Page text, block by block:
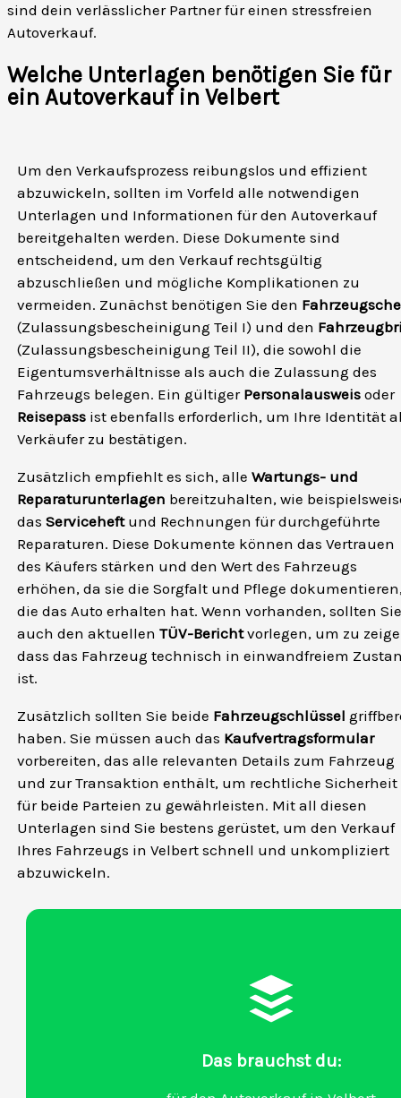
sind dein verlässlicher Partner für einen stressfreien
Autoverkauf.
Welche Unterlagen benötigen Sie für
ein Autoverkauf in Velbert
Um den Verkaufsprozess reibungslos und effizient
abzuwickeln, sollten im Vorfeld alle notwendigen
Unterlagen und Informationen für den Autoverkauf
bereitgehalten werden. Diese Dokumente sind
entscheidend, um den Verkauf rechtsgültig
abzuschließen und mögliche Komplikationen zu
vermeiden. Zunächst benötigen Sie den
(Zulassungsbescheinigung Teil I) und den
(Zulassungsbescheinigung Teil II), die sowohl die
Eigentumsverhältnisse als auch die Zulassung des
Fahrzeugs belegen. Ein gültiger Personalausweis oder
Reisepass ist ebenfalls erforderlich, um Ihre Identität
Verkäufer zu bestätigen.
Zusätzlich empfiehlt es sich, alle Wartungs- und
Reparaturunterlagen bereitzuhalten, wie
das Serviceheftund Rechnungen für durchgeführte
Reparaturen. Diese Dokumente können das Vertrauen
des Käufers stärken und den Wert des Fahrzeugs
erhöhen, da sie die Sorgfalt und Pflege
die das Auto erhalten hat. Wenn vorhanden, sollten Sie
auch den aktuellen TÜV-Berichtvorlegen, um zu
dass das Fahrzeug technisch in einwandfreiem
ist.
Zusätzlich sollten Sie beide Fahrzeugschlüssel
haben. Sie müssen auch das Kaufvertragsformular
vorbereiten, das alle relevanten Details zum Fahrzeug
und zur Transaktion enthält, um rechtliche Sicherheit
für beide Parteien zu gewährleisten. Mit all diesen
Unterlagen sind Sie bestens gerüstet, um den Verkauf
Ihres Fahrzeugs in Velbert schnell und unkompliziert
abzuwickeln.
Das brauchst du: